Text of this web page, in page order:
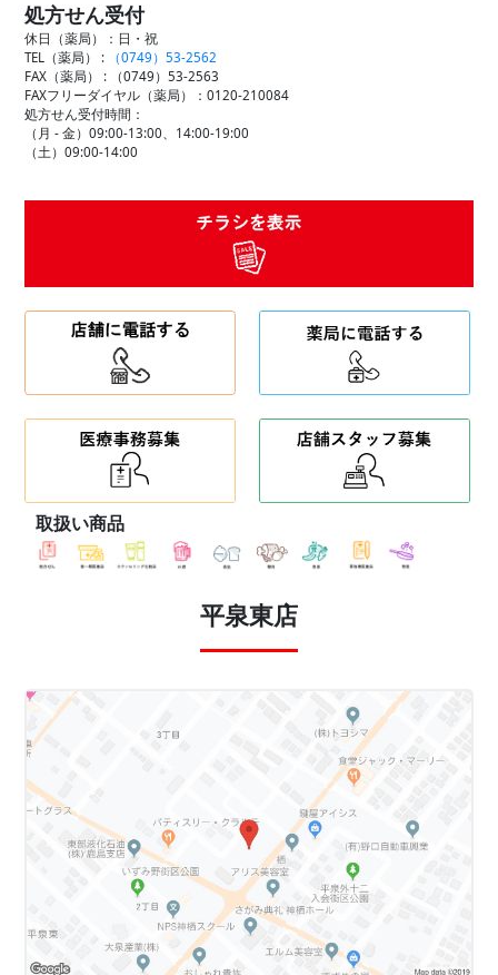
処方せん受付
休日（薬局）：日・祝
TEL（薬局） :
（0749）53-2562
FAX（薬局） :
（0749）53-2563
FAXフリーダイヤル（薬局）：0120-210084
処方せん受付時間：
（月 - 金）09:00-13:00、14:00-19:00
（土）09:00-14:00
取扱い商品
平泉東店